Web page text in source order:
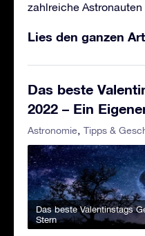
zahlreiche
Lies den ganzen
Das beste
2022 – Ein
Astronomie Tipps &
Das beste Valentinstags
Stern